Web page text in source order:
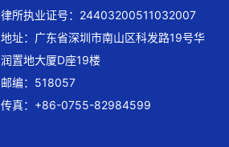
律所执业证号：24403200511032007
地址：广东省深圳市南山区科发路19号华
润置地大厦D座19楼
邮编：518057
传真：+86-0755-82984599